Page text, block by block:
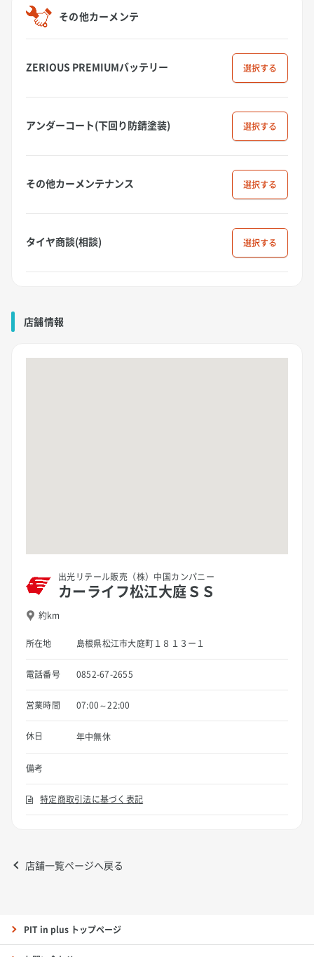
その他カーメンテ
ZERIOUS PREMIUMバッテリー 選択
アンダーコート(下回り防錆塗装) 選択
その他カーメンテナンス 選択
タイヤ商談(相談) 選択
店舗情報
出光リテール販売（株）中国カンパニー
カーライフ松江大庭ＳＳ
約km
所在地 島根県松江市大庭町１８１３ー１
電話番号 0852-67-2655
営業時間 07:00～22:00
休日 年中無休
備考
特定商取引法に基づく表記
店舗一覧ページへ戻る
PIT in plus トップページ